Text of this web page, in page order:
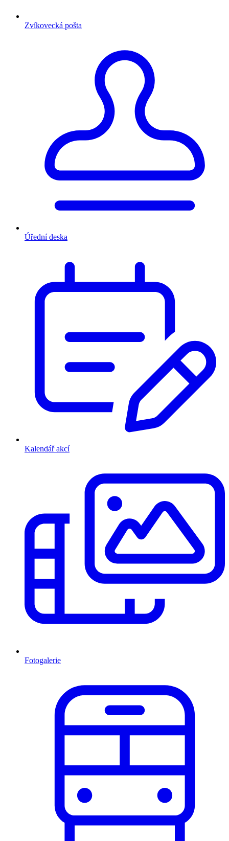
Zvíkovecká pošta
Úřední deska
Kalendář akcí
Fotogalerie